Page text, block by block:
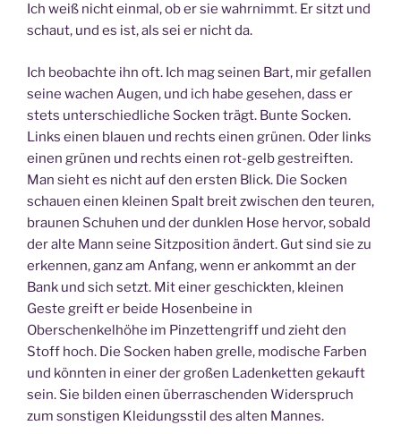
Ich weiß nicht einmal, ob er sie wahrnimmt. Er sitzt und
schaut, und es ist, als sei er nicht da.
Ich beobachte ihn oft. Ich mag seinen Bart, mir gefallen
seine wachen Augen, und ich habe gesehen, dass er
stets unterschiedliche Socken trägt. Bunte Socken.
Links einen blauen und rechts einen grünen. Oder links
einen grünen und rechts einen rot-gelb gestreiften.
Man sieht es nicht auf den ersten Blick. Die Socken
schauen einen kleinen Spalt breit zwischen den teuren,
braunen Schuhen und der dunklen Hose hervor, sobald
der alte Mann seine Sitzposition ändert. Gut sind sie zu
erkennen, ganz am Anfang, wenn er ankommt an der
Bank und sich setzt. Mit einer geschickten, kleinen
Geste greift er beide Hosenbeine in
Oberschenkelhöhe im Pinzettengriff und zieht den
Stoff hoch. Die Socken haben grelle, modische Farben
und könnten in einer der großen Ladenketten gekauft
sein. Sie bilden einen überraschenden Widerspruch
zum sonstigen Kleidungsstil des alten Mannes.